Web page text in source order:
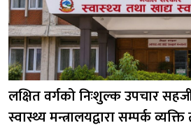
लक्षित वर्गको निःशुल्क उपचार
स्वास्थ्य मन्त्रालयद्वारा सम्पर्क